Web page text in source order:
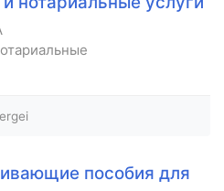
пособия для